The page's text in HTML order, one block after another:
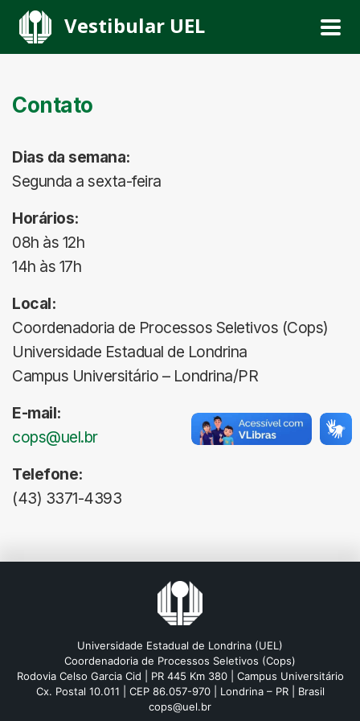
Vestibular UEL
Contato
Dias da semana:
Segunda a sexta-feira
Horários:
08h às 12h
14h às 17h
Local:
Coordenadoria de Processos Seletivos (Cops)
Universidade Estadual de Londrina
Campus Universitário – Londrina/PR
E-mail:
cops@uel.br
Telefone:
(43) 3371-4393
Universidade Estadual de Londrina (UEL)
Coordenadoria de Processos Seletivos (Cops)
Rodovia Celso Garcia Cid | PR 445 Km 380 | Campus Universitário
Cx. Postal 10.011 | CEP 86.057-970 | Londrina – PR | Brasil
cops@uel.br